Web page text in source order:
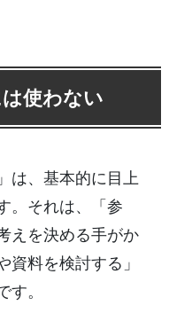
使わない
は、基本的に目上
。それは、「参
えを決める手がか
資料を検討する」
。